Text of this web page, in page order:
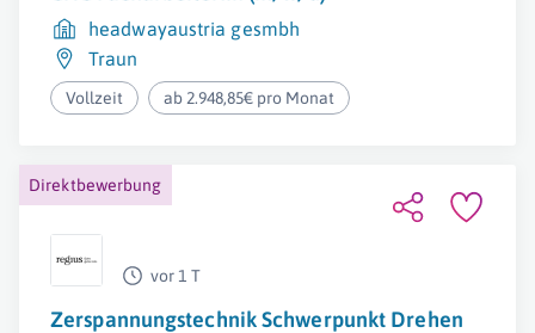
headwayaustria gesmbh
Traun
Vollzeit ab 2.948,85€ pro Monat
Direktbewerbung
vor 1 T
Zerspannungstechnik Schwerpunkt Drehen